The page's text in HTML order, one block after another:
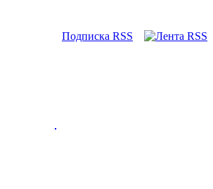
Подписка RSS